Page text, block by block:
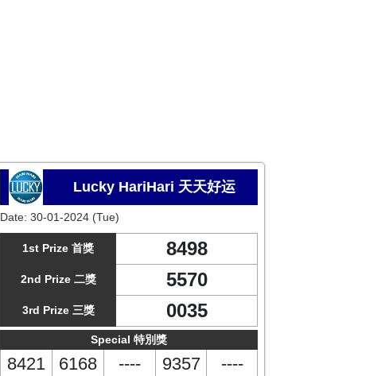
Lucky HariHari 天天好运
Date: 30-01-2024 (Tue)
1st Prize 首獎 8498
2nd Prize 二獎 5570
3rd Prize 三獎 0035
Special 特別獎
8421 6168 ---- 9357
----